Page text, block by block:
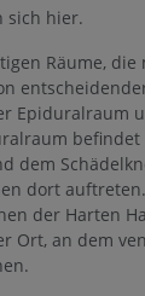
sich hier.
Räume,
Epiduralraum
dem
dort
der Harten
Ort, an dem